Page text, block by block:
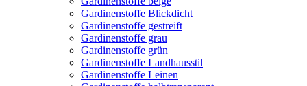
Gardinenstoffe Blickdicht
Gardinenstoffe gestreift
Gardinenstoffe grau
Gardinenstoffe grün
Gardinenstoffe Landhausstil
Gardinenstoffe Leinen